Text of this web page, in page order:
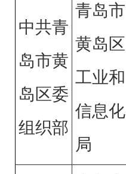
中共青
岛市黄
岛区委
组织部
青岛市
黄岛区
工业和
信息化
局